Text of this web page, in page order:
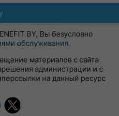
BY, Вы безусловно
обслуживания.
материалов с сайта
администрации и с
на данный ресурс